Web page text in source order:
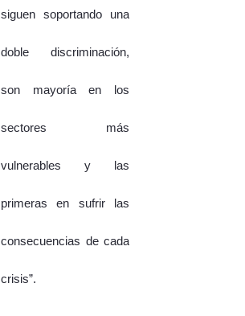
siguen soportando una
doble discriminación,
son mayoría en los
sectores más
vulnerables y las
primeras en sufrir las
consecuencias de cada
crisis”.